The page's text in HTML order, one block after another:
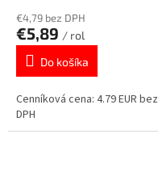
€4,79 bez DPH
€5,89 / rol
Do košíka
Cenníková cena: 4.79 EUR bez
DPH